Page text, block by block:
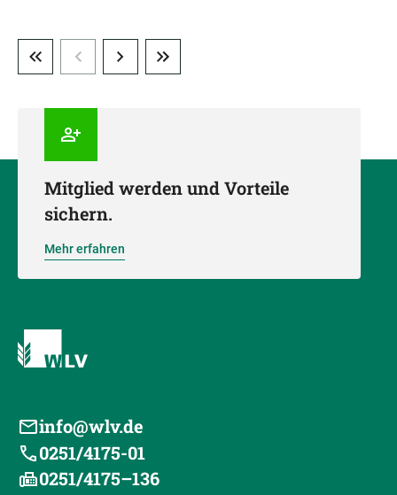
Mitglied werden und Vorteile
sichern.
Mehr erfahren
info@wlv.de
0251/4175-01
0251/4175–136